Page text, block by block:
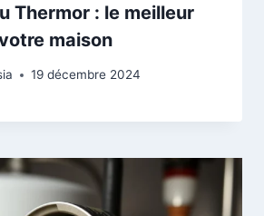
Thermor : le meilleur
maison
19 décembre 2024